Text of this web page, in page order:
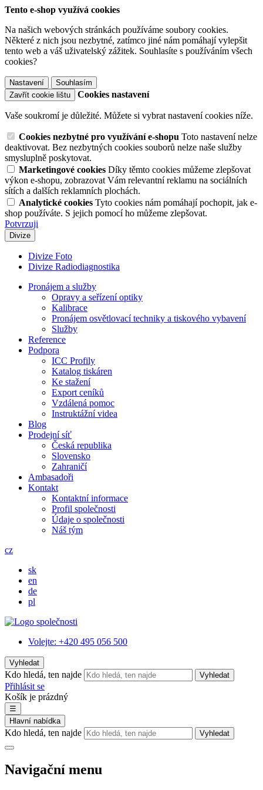
Tento e-shop využívá cookies
Na našich webových stránkách používáme soubory cookies.
Některé z nich jsou nezbytné, zatímco jiné nám pomáhají vylepšit
tento web a váš uživatelský zážitek. Souhlasíte s používáním všech
cookies?
Nastavení
Souhlasím
Zavřít cookie lištu
Cookies nastavení
Vaše soukromí je důležité. Můžete si vybrat nastavení cookies níže.
Cookies nezbytné pro využívání e-shopu Toto nastavení nelze
deaktivovat. Bez nezbytných cookies souborů nelze naše služby
smysluplně poskytovat.
Marketingové cookies Díky těmto cookies můžeme zlepšovat
výkon e-shopu, zobrazovat Vám relevantní reklamu na sociálních
sítích a dalších reklamních plochách.
Analytické cookies Tyto cookies nám pomáhají pochopit, jak e-
shop používáte. S jejich pomocí ho můžeme zlepšovat.
Potvrzuji
Divize
Divize Foto
Divize Radiodiagnostika
Pronájem a služby
Opravy a seřízení optiky
Kalibrace
Pronájem osvětlovací techniky a tiskového vybavení
Služby
Reference
Podpora
ICC Profily
Katalog tiskáren
Ke stažení
Export ceníků
Vzdálená pomoc
Instruktážní videa
Blog
Prodejní síť
Česká republika
Slovensko
Zahraničí
Ambasadoři
Kontakt
Kontaktní informace
Profil společnosti
Údaje o společnosti
Náš tým
cz
sk
en
de
pl
Volejte: +420 495 056 500
Vyhledat
Kdo hledá, ten najde Vyhledat
Přihlásit se
Košík je prázdný
☰
Hlavní nabídka
Kdo hledá, ten najde Vyhledat
Navigační menu